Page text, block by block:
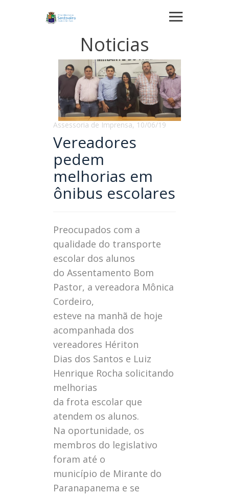
Noticias
Assessoria de Imprensa, 10/06/19
Vereadores
pedem
melhorias em
ônibus escolares
Preocupados com a
qualidade do transporte
escolar dos alunos
do Assentamento Bom
Pastor, a vereadora Mônica
Cordeiro,
esteve na manhã de hoje
acompanhada dos
vereadores Hériton
Dias dos Santos e Luiz
Henrique Rocha solicitando
melhorias
da frota escolar que
atendem os alunos.
Na oportunidade, os
membros do legislativo
foram até o
município de Mirante do
Paranapanema e se